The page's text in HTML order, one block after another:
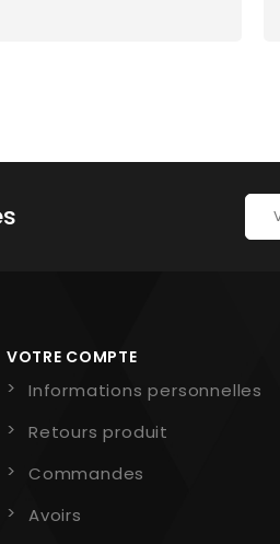
VOTRE COMPTE
Informations personnelles
Retours produit
Commandes
Avoirs